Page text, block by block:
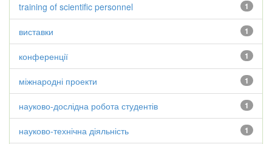
1
training of scientific personnel
1
виставки
1
конференції
1
міжнародні проекти
1
науково-дослідна робота студентів
1
науково-технічна діяльність